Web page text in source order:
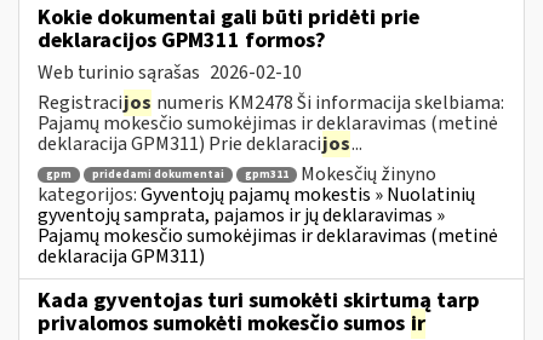
Kokie dokumentai gali būti pridėti prie
deklaracijos GPM311 formos?
Web turinio sąrašas 2026-02-10
Registracijos numeris KM2478 Ši informacija skelbiama:
Pajamų mokesčio sumokėjimas ir deklaravimas (metinė
deklaracija GPM311) Prie deklaracijos...
gpm pridedami dokumentai gpm311
Mokesčių žinyno
kategorijos:Gyventojų pajamų mokestis » Nuolatinių
gyventojų samprata, pajamos ir jų deklaravimas »
Pajamų mokesčio sumokėjimas ir deklaravimas (metinė
deklaracija GPM311)
Kada gyventojas turi sumokėti skirtumą tarp
privalomos sumokėti mokesčio sumos ir